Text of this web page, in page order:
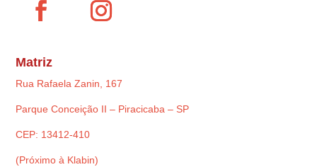
Matriz
Rua Rafaela Zanin, 167
Parque Conceição II – Piracicaba – SP
CEP: 13412-410
(Próximo à Klabin)